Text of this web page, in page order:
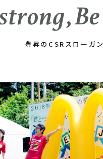
ページ
豊昇のCSRスローガン